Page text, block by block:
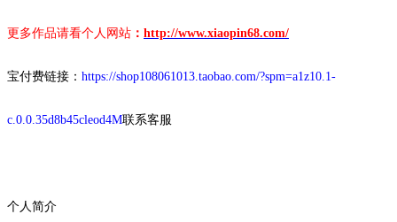
更多作品请看个人网站 ： http://www.xiaopin68.com/
宝付费链接： https://shop108061013.taobao.com/?spm=a1z10.1-
c.0.0.35d8b45cleod4M联系客服
个人简介